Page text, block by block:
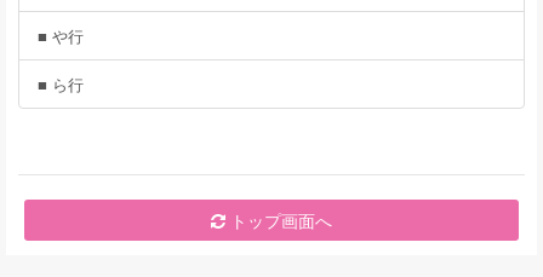
■ や行
■ ら行
トップ画面へ